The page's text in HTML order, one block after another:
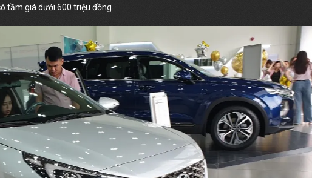
tầm giá dưới 600 triệu đồng.